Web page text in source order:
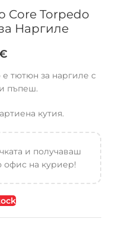
Core Torpedo
Наргиле
е тютюн за наргиле с
пъпеш.
кутия.
и получаваш
офис на куриер!